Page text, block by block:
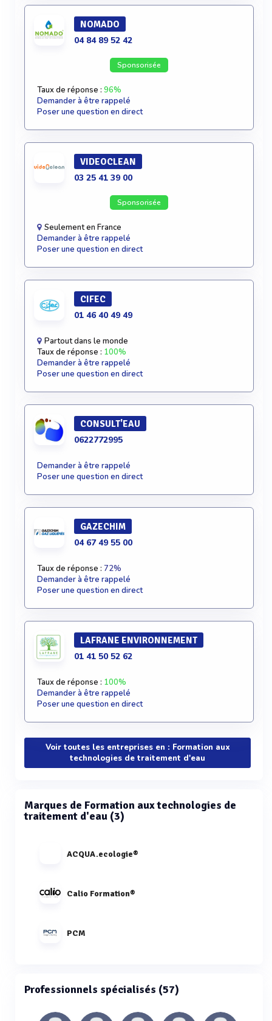
NOMADO
04 84 89 52 42
Sponsorisée
Taux de réponse : 96%
Demander à être rappelé
Poser une question en direct
VIDEOCLEAN
03 25 41 39 00
Sponsorisée
Seulement en France
Demander à être rappelé
Poser une question en direct
CIFEC
01 46 40 49 49
Partout dans le monde
Taux de réponse : 100%
Demander à être rappelé
Poser une question en direct
CONSULT'EAU
0622772995
Demander à être rappelé
Poser une question en direct
GAZECHIM
04 67 49 55 00
Taux de réponse : 72%
Demander à être rappelé
Poser une question en direct
LAFRANE ENVIRONNEMENT
01 41 50 52 62
Taux de réponse : 100%
Demander à être rappelé
Poser une question en direct
Voir toutes les entreprises en : Formation aux
technologies de traitement d'eau
Marques de Formation aux technologies de
traitement d'eau (3)
ACQUA.ecologie®
Calio Formation®
PCM
Professionnels spécialisés (57)